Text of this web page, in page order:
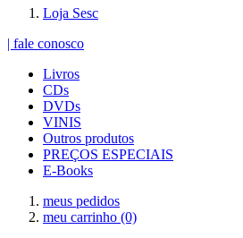
Loja Sesc
| fale conosco
Livros
CDs
DVDs
VINIS
Outros produtos
PREÇOS ESPECIAIS
E-Books
meus pedidos
meu carrinho (0)